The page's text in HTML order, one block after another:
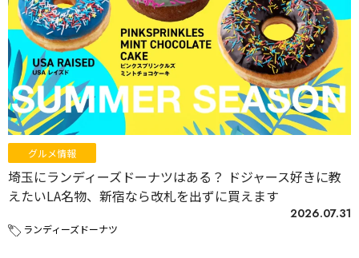
グルメ情報
埼玉にランディーズドーナツはある？ ドジャース好きに教
えたいLA名物、新宿なら改札を出ずに買えます
2026.07.31
ランディーズドーナツ